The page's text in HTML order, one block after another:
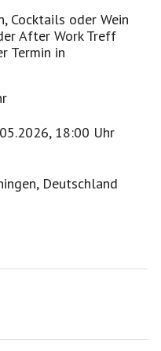
Cocktails oder Wein
After Work Treff
Termin in
18:00 Uhr
Deutschland